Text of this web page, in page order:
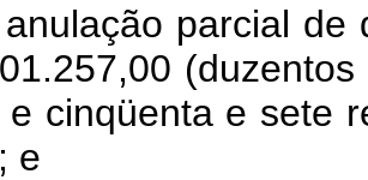
parcial de
e cinqüenta e sete
e